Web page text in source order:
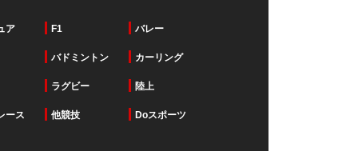
ア F1 バレー
バドミントン カーリング
ラグビー 陸上
ース 他競技 Doスポーツ